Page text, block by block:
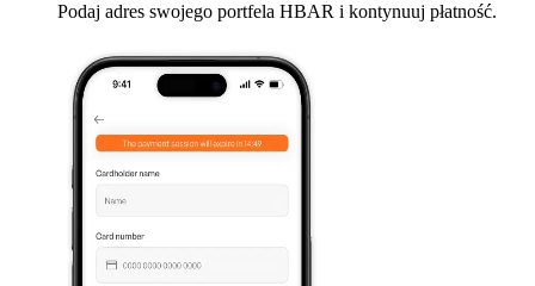
Podaj adres swojego portfela HBAR i kontynuuj płatność.